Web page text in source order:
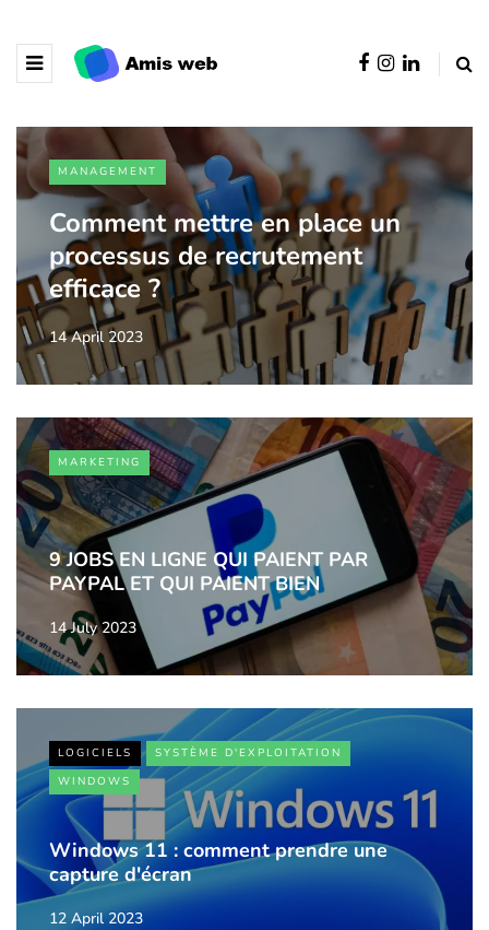
MANAGEMENT
Comment mettre en place un
processus de recrutement
efficace ?
14 April 2023
MARKETING
9 JOBS EN LIGNE QUI PAIENT PAR
PAYPAL ET QUI PAIENT BIEN
14 July 2023
LOGICIELS
SYSTÈME D'EXPLOITATION
WINDOWS
Windows 11 : comment prendre une
capture d'écran
12 April 2023